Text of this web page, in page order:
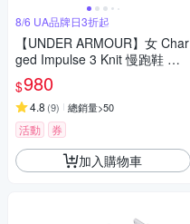
8/6 UA品牌日3折起
【UNDER ARMOUR】女 Char
ged Impulse 3 Knit 慢跑鞋 運
動鞋_3026686-001
$980
4.8 (9) 總銷量>50
活動 券
加入購物車